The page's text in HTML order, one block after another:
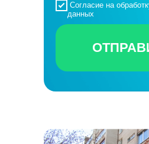
Согласие на
данных